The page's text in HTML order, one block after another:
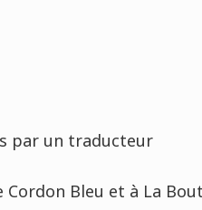
par un traducteur
Cordon Bleu et à La